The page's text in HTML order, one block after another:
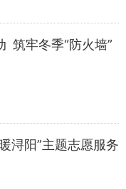
筑牢冬季“防火墙”
浔阳”主题志愿服务